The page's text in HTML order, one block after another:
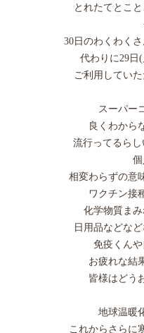
とれたてとこ
30日のわくわく
代わりに29日
ご利用してい
スーパー
良くわから
流行ってるらし
相変わらずの意
ワクチン接
化学物質ま
日用品などな
免疫くん
お疲れな結
皆様はどう
地球温暖
これからさらに